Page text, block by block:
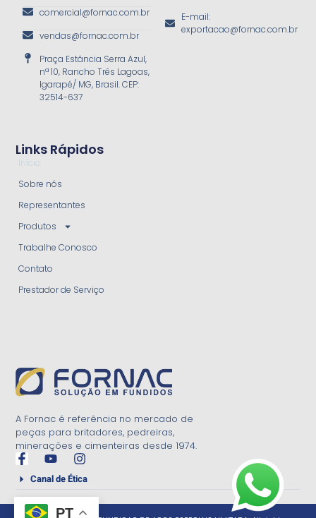
A Fornac é referência no mercado de
peças para britadores, pedreiras,
minerações e cimenteiras desde 1974.
Canal de Ética
Links Rápidos
Início
Sobre nós
Representantes
Produtos
Trabalhe Conosco
Contato
Prestador de Serviço
comercial@fornac.com.br
vendas@fornac.com.br
Praça Estância Serra Azul,
nª 10, Rancho Três Lagoas,
Igarapé/ MG, Brasil. CEP:
32514-637
E-mail:
exportacao@fornac.com.br
PT